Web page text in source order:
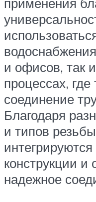
и офисов, так
процессах,
соединение
Благодаря
и типов
конструкции и
надежное